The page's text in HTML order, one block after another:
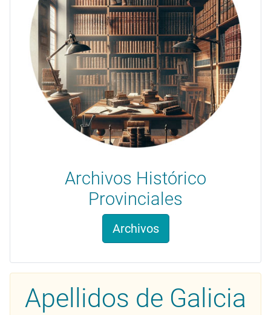
Archivos Histórico
Provinciales
Archivos
Apellidos de Galicia